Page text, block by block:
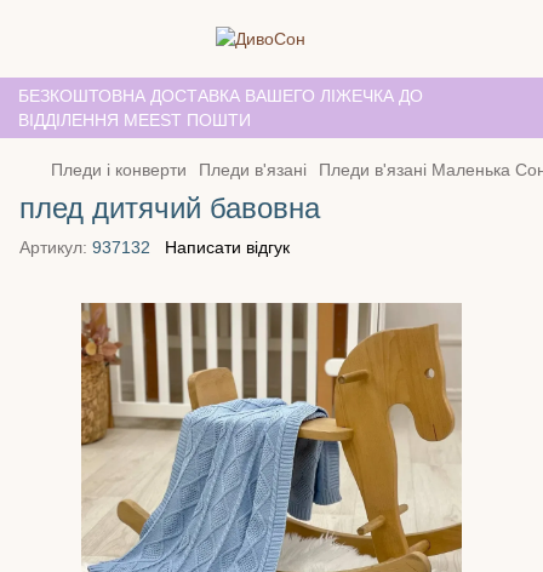
БЕЗКОШТОВНА ДОСТАВКА ВАШЕГО ЛІЖЕЧКА ДО
ВІДДІЛЕННЯ MEEST ПОШТИ
Пледи і конверти Пледи в'язані Пледи в'язані Маленька
плед дитячий бавовна
Артикул: 937132 Написати відгук